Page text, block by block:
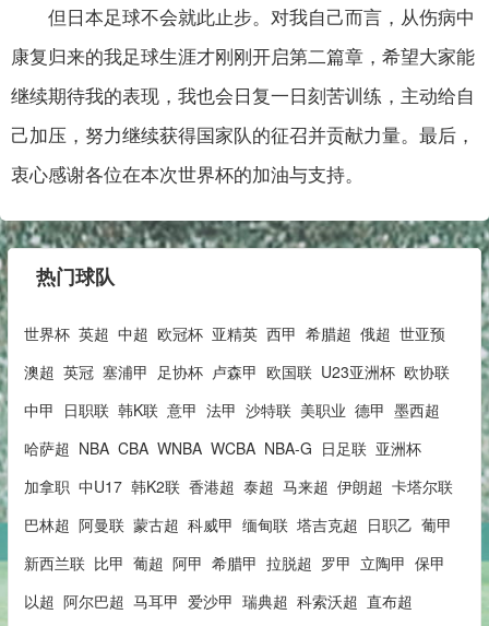
但日本足球不会就此止步。对我自己而言，从伤病中
康复归来的我足球生涯才刚刚开启第二篇章，希望大家能
继续期待我的表现，我也会日复一日刻苦训练，主动给自
己加压，努力继续获得国家队的征召并贡献力量。最后，
衷心感谢各位在本次世界杯的加油与支持。
热门球队
世界杯 英超 中超 欧冠杯 亚精英 西甲 希腊超 俄超 世亚预
澳超 英冠 塞浦甲 足协杯 卢森甲 欧国联 U23亚洲杯 欧协联
中甲 日职联 韩K联 意甲 法甲 沙特联 美职业 德甲 墨西超
哈萨超 NBA CBA WNBA WCBA NBA-G 日足联 亚洲杯
加拿职 中U17 韩K2联 香港超 泰超 马来超 伊朗超 卡塔尔联
巴林超 阿曼联 蒙古超 科威甲 缅甸联 塔吉克超 日职乙 葡甲
新西兰联 比甲 葡超 阿甲 希腊甲 拉脱超 罗甲 立陶甲 保甲
以超 阿尔巴超 马耳甲 爱沙甲 瑞典超 科索沃超 直布超